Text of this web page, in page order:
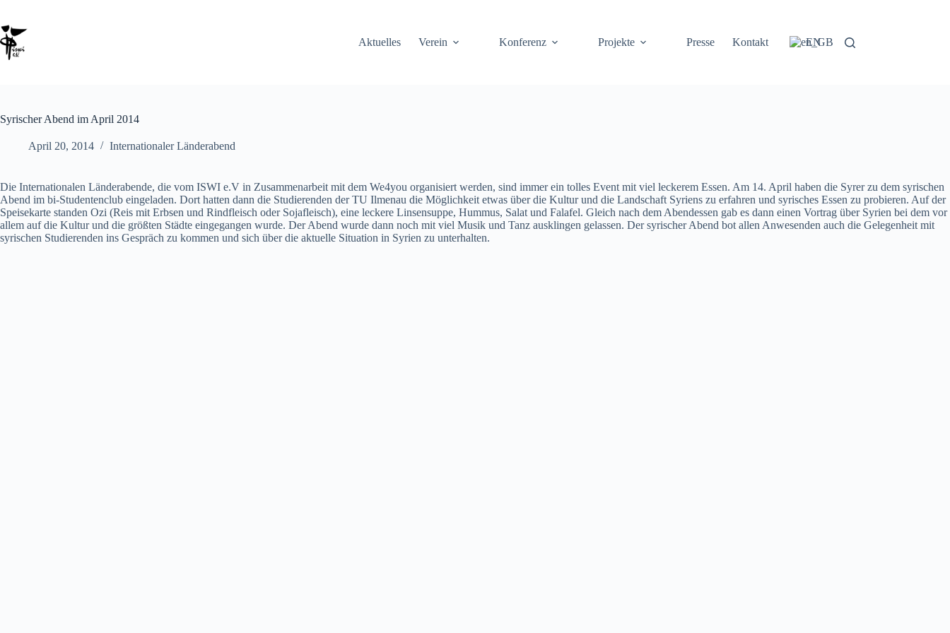
Aktuelles Verein Konferenz Projekte Presse Kontakt EN
Syrischer Abend im April 2014
April 20, 2014 Internationaler Länderabend
Die Internationalen Länderabende, die vom ISWI e.V in Zusammenarbeit mit dem We4you organisiert werden, sind immer ein tolles Event mit viel leckerem Essen. Am 14. April haben die Syrer zu dem syrischen
Abend im bi-Studentenclub eingeladen. Dort hatten dann die Studierenden der TU Ilmenau die Möglichkeit etwas über die Kultur und die Landschaft Syriens zu erfahren und syrisches Essen zu probieren. Auf der
Speisekarte standen Ozi (Reis mit Erbsen und Rindfleisch oder Sojafleisch), eine leckere Linsensuppe, Hummus, Salat und Falafel. Gleich nach dem Abendessen gab es dann einen Vortrag über Syrien bei dem vor
allem auf die Kultur und die größten Städte eingegangen wurde. Der Abend wurde dann noch mit viel Musik und Tanz ausklingen gelassen. Der syrischer Abend bot allen Anwesenden auch die Gelegenheit mit
syrischen Studierenden ins Gespräch zu kommen und sich über die aktuelle Situation in Syrien zu unterhalten.